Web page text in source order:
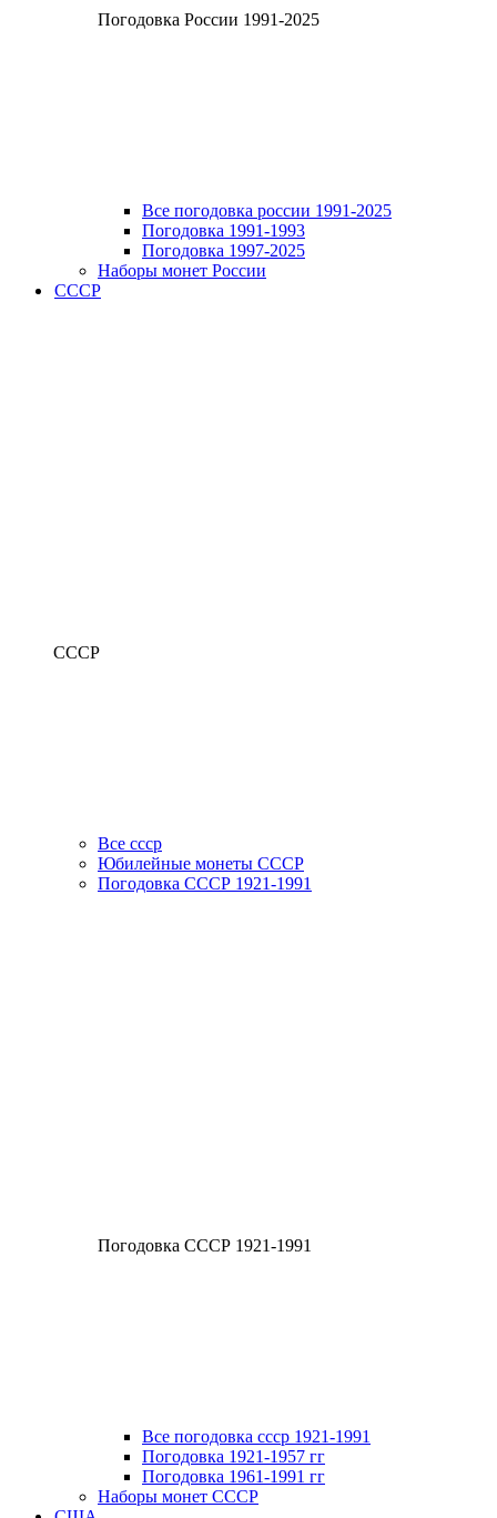
Погодовка России 1991-2025
Все погодовка россии 1991-2025
Погодовка 1991-1993
Погодовка 1997-2025
Наборы монет России
СССР
СССР
Все ссср
Юбилейные монеты СССР
Погодовка СССР 1921-1991
Погодовка СССР 1921-1991
Все погодовка ссср 1921-1991
Погодовка 1921-1957 гг
Погодовка 1961-1991 гг
Наборы монет СССР